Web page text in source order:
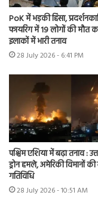
PoK में भड़की हिंसा,
फायरिंग में 19 लोगों की मौत
इलाकों में भारी तनाव
28 July 2026 - 6:41 PM
पश्चिम एशिया में बढ़ा तनाव :
ड्रोन हमले, अमेरिकी विमानों
गतिविधि
28 July 2026 - 10:51 AM